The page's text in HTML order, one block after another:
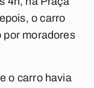
o carro
por moradores
o carro havia